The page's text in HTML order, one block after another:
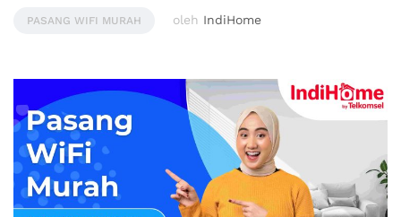
PASANG WIFI MURAH oleh IndiHome